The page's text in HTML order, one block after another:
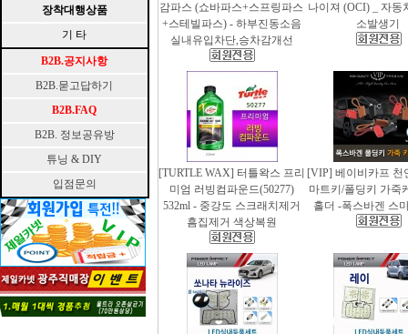
장착대행상품
기 타
B2B.공지사항
B2B.묻고답하기
B2B.FAQ
B2B. 정보공유방
튜닝 & DIY
입점문의
감파스 (쇼바파스+스프링파스
+스테빌파스) - 하부진동소음
실내유입차단,승차감개선
나이져 (OCI) _ 자동
소발생기
[TURTLE WAX] 터틀왁스 프리
미엄 러빙컴파운드(50277)
532ml - 중강도 스크래치제거
흠집제거 색상복원
[VIP] 베이비카프 천
마트키/폴딩키 가죽
홀더 -폭스바겐 스